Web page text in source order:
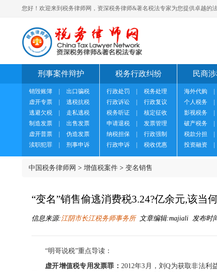
您好！欢迎来到税务律师网，资深税务律师&著名税法专家为您提供卓越的
刑事案件辩护
销毁账簿
出口骗税
虚开专票
逃税抗税
逃避欠税
走私逃税
制造发票
出售发票
虚开普票
伪造发票
渎职犯罪
刑事申诉
税务行政纠纷
行政处罚
税务处理
行政诉讼
行政复议
税务听证
核定征收
申请退税
发票管理
纳税担保
行政强制
行政申诉
税收优惠
民商
海外代购
个人税务
影视税务
破产税务
税款分担
投资融资
中国税务律师网 > 增值税案件 > 变名销售
“变名”销售偷逃消费税3.24?亿余元,该当
信息来源:江阴市长江税务师事务所文章编辑:majiali 发布时
“明哥说税”重点导读：
虚开增值税专用发票罪： 2012年3月，刘Q为获取非法